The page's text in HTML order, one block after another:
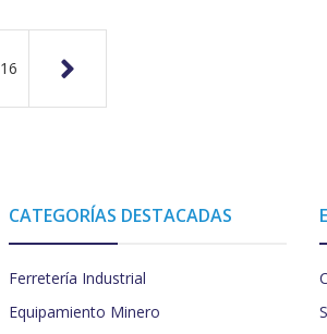
16
CATEGORÍAS DESTACADAS
Ferretería Industrial
Equipamiento Minero